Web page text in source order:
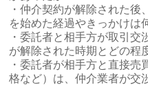
・仲介契約が解除された
を始めた経過やきっかけは
・委託者と相手方が取引
が解除された時期とどの程
・委託者が相手方と直接
格など）は、仲介業者が交